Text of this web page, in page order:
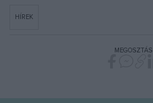
HÍREK
MEGOSZTÁS